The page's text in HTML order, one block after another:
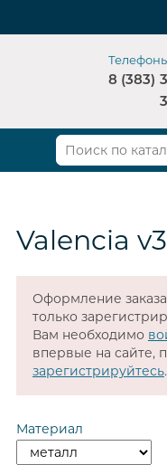
8 (383)
Valencia
Оформление
только
Вам необходимо
впервые на сайте,
зарегистрируйтесь.
Материал